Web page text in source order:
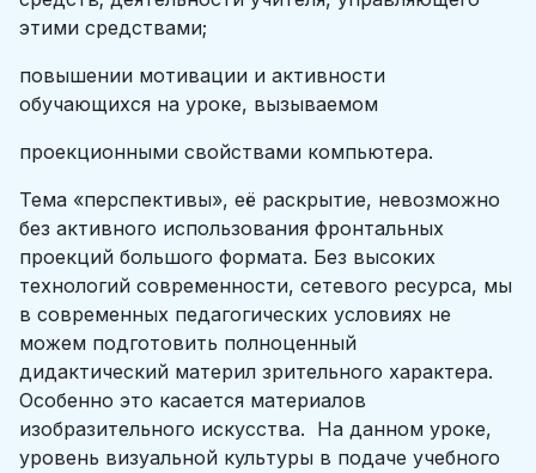
этими средствами;
повышении мотивации и активности
обучающихся на уроке, вызываемом
проекционными свойствами компьютера.
Тема «перспективы», её раскрытие, невозможно
без активного использования фронтальных
проекций большого формата. Без высоких
технологий современности, сетевого ресурса, мы
в современных педагогических условиях не
можем подготовить полноценный
дидактический материл зрительного характера.
Особенно это касается материалов
изобразительного искусства. На данном уроке,
уровень визуальной культуры в подаче учебного